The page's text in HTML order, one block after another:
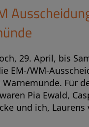
29. April, bis
EM-/WM-
Für
Pia Ewald,
und ich, Laurens